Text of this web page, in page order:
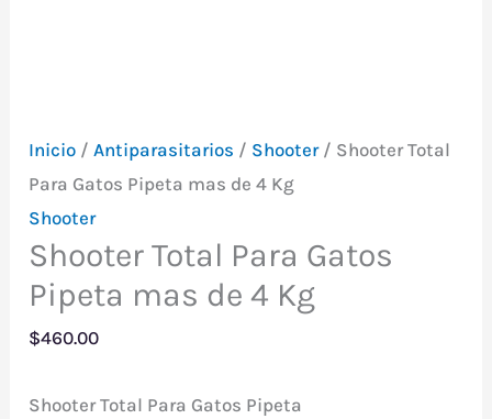
Inicio / Antiparasitarios / Shooter/ Shooter Total
Para Gatos Pipeta mas de 4 Kg
Shooter
Shooter Total Para Gatos
Pipeta mas de 4 Kg
$460.00
Shooter Total Para Gatos Pipeta